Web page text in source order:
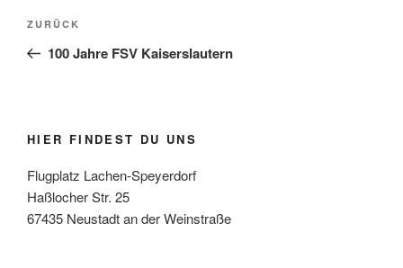
Beitragsnavigation
Vorheriger
Beitrag
ZURÜCK
100 Jahre FSV Kaiserslautern
HIER FINDEST DU UNS
Flugplatz Lachen-Speyerdorf
Haßlocher Str. 25
67435 Neustadt an der Weinstraße